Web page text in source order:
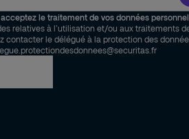
le traitement de vos données
relatives à l’utilisation et/ou aux traitements
contacter le délégué à la protection des